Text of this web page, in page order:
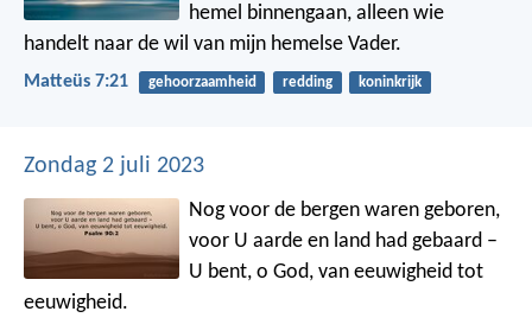
hemel binnengaan, alleen wie
handelt naar de wil van mijn hemelse Vader.
Matteüs 7:21 gehoorzaamheid redding koninkrijk
Zondag 2 juli 2023
Nog voor de bergen waren geboren,
voor U aarde en land had gebaard –
U bent, o God, van eeuwigheid tot
eeuwigheid.